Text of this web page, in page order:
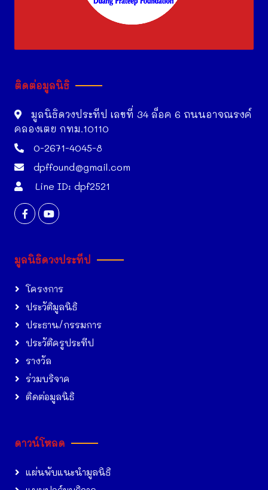
ติดต่อมูลนิธิ
มูลนิธิดวงประทีป เลขที่ 34 ล็อค 6 ถนนอาจณรงค์
คลองเตย กทม.10110
0-2671-4045-8
dpffound@gmail.com
Line ID: dpf2521
มูลนิธิดวงประทีป
โครงการ
ประวัติมูลนิธิ
ประธาน/กรรมการ
ประวัติครูประทีป
รางวัล
ร่วมบริจาค
ติดต่อมูลนิธิ
ดาวน์โหลด
แผ่นพับแนะนำมูลนิธิ